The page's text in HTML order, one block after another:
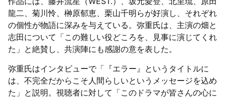
龍二、菊川怜、榊原郁恵、栗山千明らが好演し、それぞれ
の個性が物語に深みを与えている。弥重氏は、主演の畑と
志田について「この難しい役どころを、見事に演じてくれ
た」と絶賛し、共演陣にも感謝の意を表した。
弥重氏はインタビューで「『エラー』というタイトルに
は、不完全だからこそ人間らしいというメッセージを込め
た」と説明。視聴者に対して「このドラマが皆さんの心に